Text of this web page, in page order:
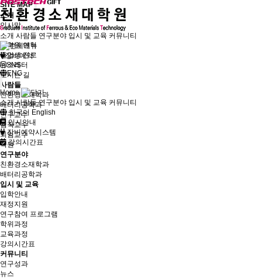
SITE MAP
소개
인사말
대학원 소개
대학원 연혁
졸업생 진로
뉴스레터
오시는 길
사람들
친환경소재학과
배터리공학과
연구교수
겸직교수
퇴임교수
직원
연구분야
친환경소재학과
배터리공학과
입시 및 교육
입학안내
재정지원
연구참여 프로그램
학위과정
교육과정
강의시간표
커뮤니티
연구성과
뉴스
소개 사람들 연구분야 입시 및 교육 커뮤니티
장비예약
SNS
ENG
Home
소개 사람들 연구분야 입시 및 교육 커뮤니티
한국어 English
입시안내
장비예약시스템
강의시간표